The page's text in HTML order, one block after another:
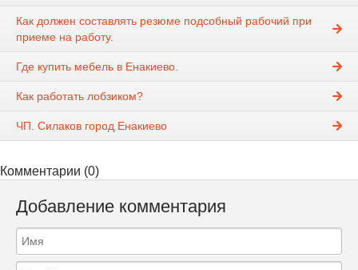
Как должен составлять резюме подсобный рабочий при
приеме на работу.
Где купить мебель в Енакиево.
Как работать лобзиком?
ЧП. Силаков город Енакиево
Комментарии (0)
Добавление комментария